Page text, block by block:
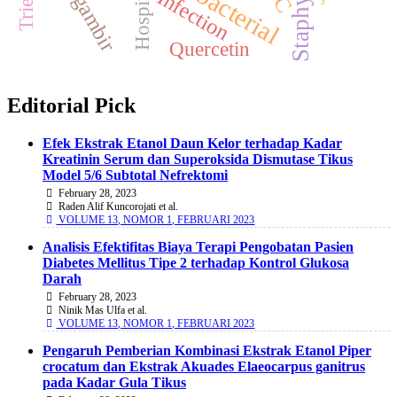
Infection
Hospital Quercetin
Editorial Pick
Efek Ekstrak Etanol Daun Kelor terhadap Kadar
Kreatinin Serum dan Superoksida Dismutase Tikus
Model 5/6 Subtotal Nefrektomi
February 28, 2023
Raden Alif Kuncorojati et al.
VOLUME 13, NOMOR 1, FEBRUARI 2023
Analisis Efektifitas Biaya Terapi Pengobatan Pasien
Diabetes Mellitus Tipe 2 terhadap Kontrol Glukosa
Darah
February 28, 2023
Ninik Mas Ulfa et al.
VOLUME 13, NOMOR 1, FEBRUARI 2023
Pengaruh Pemberian Kombinasi Ekstrak Etanol Piper
crocatum dan Ekstrak Akuades Elaeocarpus ganitrus
pada Kadar Gula Tikus